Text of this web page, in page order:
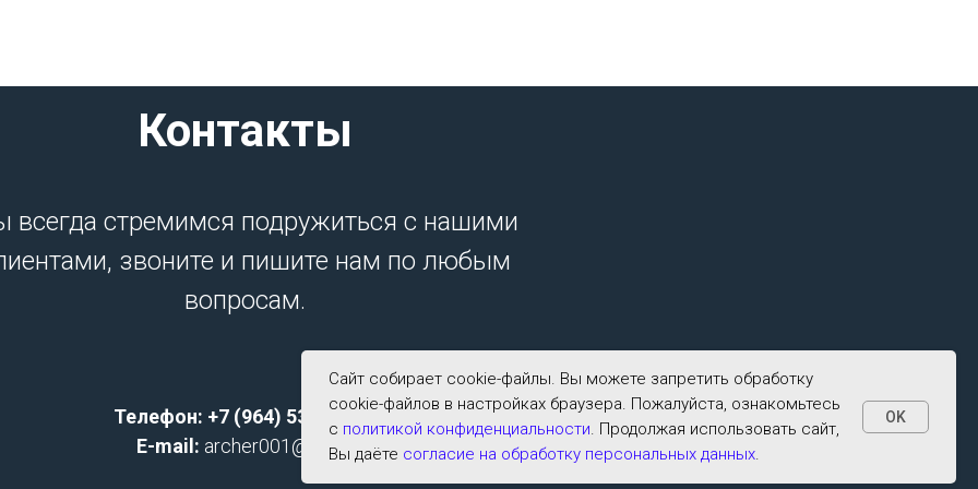
Контакты
всегда стремимся подружиться с нашими
звоните и пишите нам по любым
вопросам.
Телефон: +7 (964) 533-2591;
E-mail: archer001@list.ru
Сайт собирает cookie-файлы. Вы можете запретить обработку
cookie-файлов в настройках браузера. Пожалуйста, ознакомьтесь
с политикой конфиденциальности. Продолжая использовать сайт,
Вы даёте согласие на обработку персональных данных.
OK